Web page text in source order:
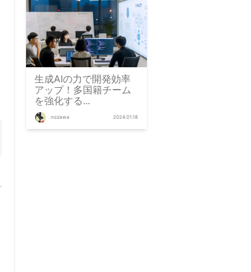
生成AIの力で開発効率
アップ！多国籍チーム
を強化する...
nozawa 2024.01.18